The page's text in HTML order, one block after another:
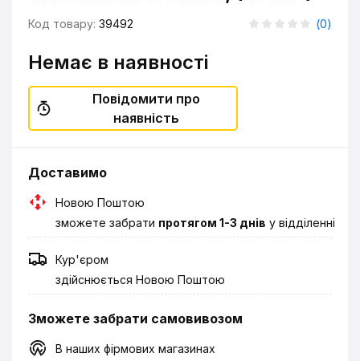
Код товару: 39492 (0)
Немає в наявності
Повідомити про
наявність
Доставимо
Новою Поштою
зможете забрати протягом 1-3 днів у відділенні
Кур'єром
здійснюється Новою Поштою
Зможете забрати самовивозом
В наших фірмових магазинах